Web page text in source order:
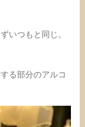
いつもと同じ。
る部分のアルコ